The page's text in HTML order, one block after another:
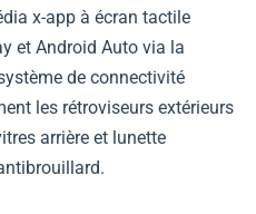
x-app à écran tactile
et Android Auto via la
de connectivité
les rétroviseurs extérieurs
arrière et lunette